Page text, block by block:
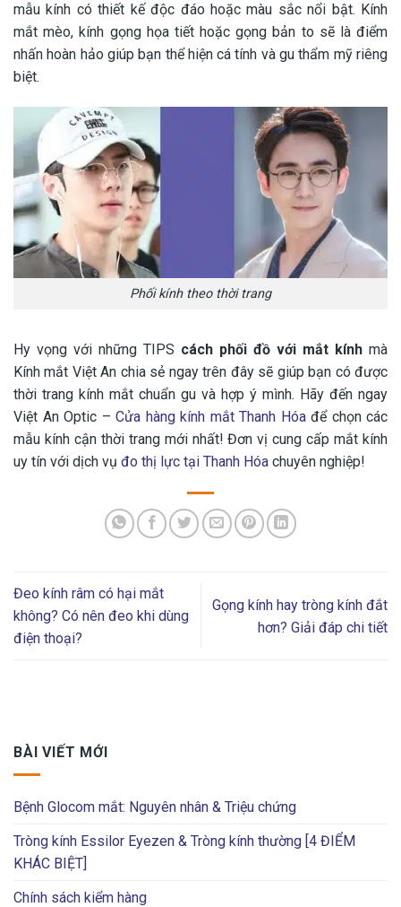
mẫu kính có thiết kế độc đáo hoặc màu sắc nổi bật. Kính
mắt mèo, kính gọng họa tiết hoặc gọng bản to sẽ là điểm
nhấn hoàn hảo giúp bạn thể hiện cá tính và gu thẩm mỹ riêng
biệt.
Phối kính theo thời trang
Hy vọng với những TIPS cách phối đồ với mắt kính mà
Kính mắt Việt An chia sẻ ngay trên đây sẽ giúp bạn có được
thời trang kính mắt chuẩn gu và hợp ý mình. Hãy đến ngay
Việt An Optic – Cửa hàng kính mắt Thanh Hóađể chọn các
mẫu kính cận thời trang mới nhất! Đơn vị cung cấp mắt kính
uy tín với dịch vụ đo thị lực tại Thanh Hóa chuyên nghiệp!
Đeo kính râm có hại mắt
không? Có nên đeo khi dùng
điện thoại?
Gọng kính hay tròng kính đắt
hơn? Giải đáp chi tiết
BÀI VIẾT MỚI
Bệnh Glocom mắt: Nguyên nhân & Triệu chứng
Tròng kính Essilor Eyezen & Tròng kính thường [4 ĐIỂM
KHÁC BIỆT]
Chính sách kiểm hàng